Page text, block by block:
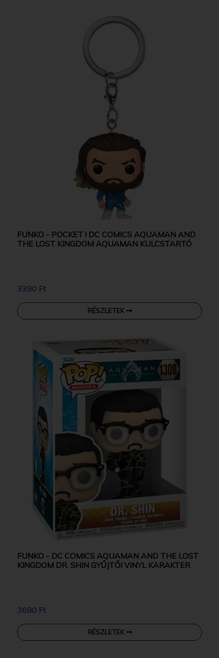
FUNKO - POCKET ! DC COMICS AQUAMAN AND
THE LOST KINGDOM AQUAMAN KULCSTARTÓ
3390 Ft
RÉSZLETEK
FUNKO - DC COMICS AQUAMAN AND THE LOST
KINGDOM DR. SHIN GYŰJTŐI VINYL KARAKTER
3690 Ft
RÉSZLETEK